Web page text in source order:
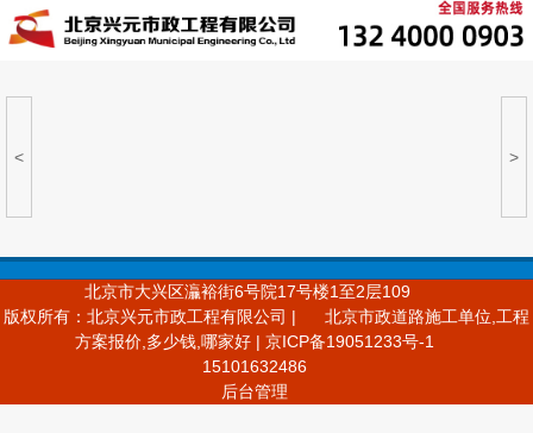
< >
北京市大兴区灜裕街6号院17号楼1至2层109
版权所有：北京兴元市政工程有限公司 |
北京市政道路施工单位,工程
方案报价,多少钱,哪家好 | 京ICP备19051233号-1
15101632486
后台管理